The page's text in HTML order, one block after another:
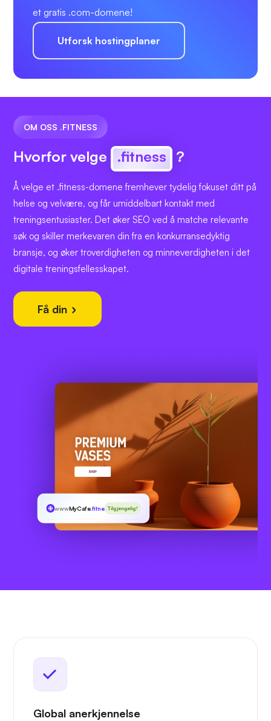
et gratis .com-domene!
Utforsk hostingplaner
OM OSS .FITNESS
Hvorfor velge .fitness ?
Å velge et .fitness-domene fremhever tydelig fokuset ditt på
helse og velvære, og får umiddelbart kontakt med
treningsentusiaster. Det øker SEO ved å matche relevante
søk og skiller merkevaren din fra en konkurransedyktig
bransje, og øker troverdigheten og minneverdigheten i det
digitale treningsfellesskapet.
Få din
wwwMyCafe.fitnessTilgjengelig!
Global anerkjennelse